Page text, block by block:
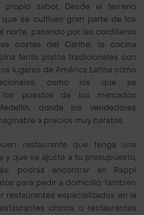
propio sabor. Desde el terreno
que se cultivan gran parte de los
norte, pasando por las cordilleras
costas del Caribe, la cocina
tanto platos tradicionales con
lugares de América Latina como
como los que se
los puestos de los mercados
donde los vendedores
a precios muy baratos.
restaurante que tenga una
y que se ajuste a tu presupuesto,
podrás encontrar en Rappi
para pedir a domicilio, también
restaurantes especializados en la
chinos o restaurantes